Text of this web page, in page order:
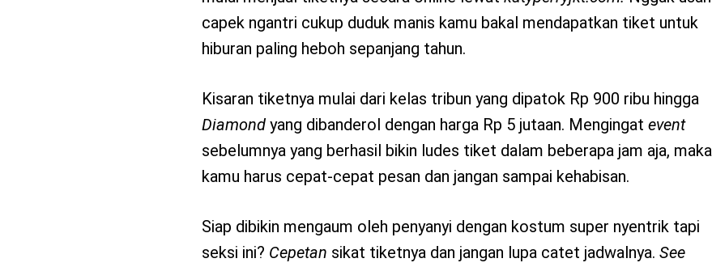
capek ngantri cukup duduk manis kamu bakal mendapatkan tiket untuk
hiburan paling heboh sepanjang tahun.
Kisaran tiketnya mulai dari kelas tribun yang dipatok Rp 900 ribu hingga
Diamondyang dibanderol dengan harga Rp 5 jutaan. Mengingat event
sebelumnya yang berhasil bikin ludes tiket dalam beberapa jam aja, maka
kamu harus cepat-cepat pesan dan jangan sampai kehabisan.
Siap dibikin mengaum oleh penyanyi dengan kostum super nyentrik tapi
seksi ini? Cepetan sikat tiketnya dan jangan lupa catet jadwalnya. See